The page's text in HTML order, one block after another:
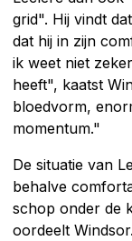
grid". Hij vindt
dat hij in zijn
ik weet niet
heeft", kaatst
bloedvorm,
momentum."
De situatie van
behalve
schop onder de
oordeelt